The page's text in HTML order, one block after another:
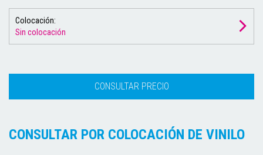
Colocación:
Sin colocación
CONSULTAR POR COLOCACIÓN DE VINILO